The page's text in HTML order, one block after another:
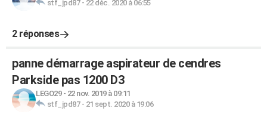
stf_jpd87- 22 déc. 2020 à 06:55
2 réponses
panne démarrage aspirateur de cendres
Parkside pas 1200 D3
LEGO29- 22 nov. 2019 à 09:11
stf_jpd87- 21 sept. 2020 à 19:06